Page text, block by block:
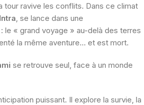
tour ravive les conflits. Dans ce climat
Intra, se lance dans une
: le « grand voyage » au-delà des terres
la même aventure… et est mort.
se retrouve seul, face à un monde
puissant. Il explore la survie, la